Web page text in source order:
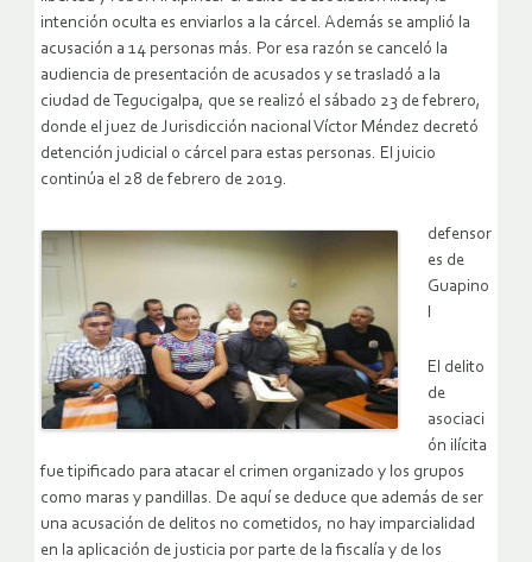
intención oculta es enviarlos a la cárcel. Además se amplió la
acusación a 14 personas más. Por esa razón se canceló la
audiencia de presentación de acusados y se trasladó a la
ciudad de Tegucigalpa, que se realizó el sábado 23 de febrero,
donde el juez de Jurisdicción nacional Víctor Méndez decretó
detención judicial o cárcel para estas personas. El juicio
continúa el 28 de febrero de 2019.
defensor
es de
Guapino
l
El delito
de
asociaci
ón ilícita
fue tipificado para atacar el crimen organizado y los grupos
como maras y pandillas. De aquí se deduce que además de ser
una acusación de delitos no cometidos, no hay imparcialidad
en la aplicación de justicia por parte de la fiscalía y de los